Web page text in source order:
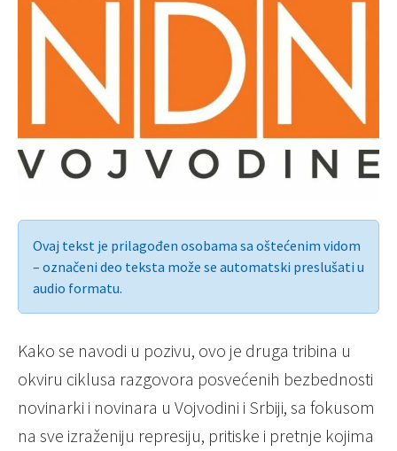
Ovaj tekst je prilagođen osobama sa oštećenim vidom
– označeni deo teksta može se automatski preslušati u
audio formatu.
Kako se navodi u pozivu, ovo je druga tribina u
okviru ciklusa razgovora posvećenih bezbednosti
novinarki i novinara u Vojvodini i Srbiji, sa fokusom
na sve izraženiju represiju, pritiske i pretnje kojima